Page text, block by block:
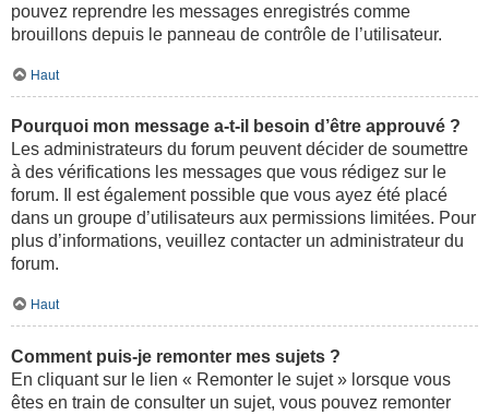
pouvez reprendre les messages enregistrés comme
brouillons depuis le panneau de contrôle de l’utilisateur.
Haut
Pourquoi mon message a-t-il besoin d’être approuvé ?
Les administrateurs du forum peuvent décider de soumettre
à des vérifications les messages que vous rédigez sur le
forum. Il est également possible que vous ayez été placé
dans un groupe d’utilisateurs aux permissions limitées. Pour
plus d’informations, veuillez contacter un administrateur du
forum.
Haut
Comment puis-je remonter mes sujets ?
En cliquant sur le lien « Remonter le sujet » lorsque vous
êtes en train de consulter un sujet, vous pouvez remonter